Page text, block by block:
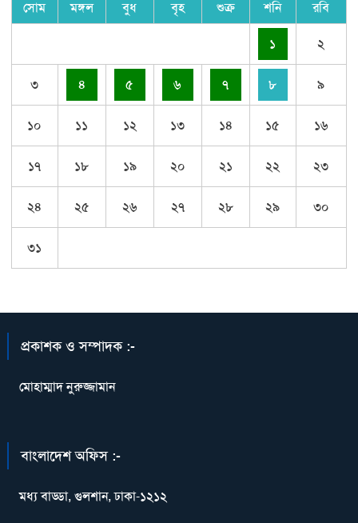
সোম মঙ্গল বুধ বৃহ শুক্র শনি রবি
১ ২
৩ ৪ ৫ ৬ ৭ ৮ ৯
১০ ১১ ১২ ১৩ ১৪ ১৫ ১৬
১৭ ১৮ ১৯ ২০ ২১ ২২ ২৩
২৪ ২৫ ২৬ ২৭ ২৮ ২৯ ৩০
৩১
প্রকাশক ও সম্পাদক :-
মোহাম্মাদ নুরুজ্জামান
বাংলাদেশ অফিস :-
মধ্য বাড্ডা, গুলশান, ঢাকা-১২১২